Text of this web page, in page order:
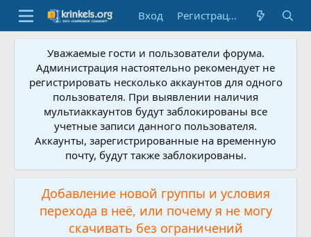
Вход Регистрация
Уважаемые гости и пользователи форума.
Администрация настоятельно рекомендует не
регистрировать несколько аккаунтов для одного
пользователя. При выявлении наличия
мультиаккаунтов будут заблокированы все
учетные записи данного пользователя.
Аккаунты, зарегистрированные на временную
почту, будут также заблокированы.
Добавление новой группы и условия
перехода в неё, или почему я не могу
скачивать без ограничений